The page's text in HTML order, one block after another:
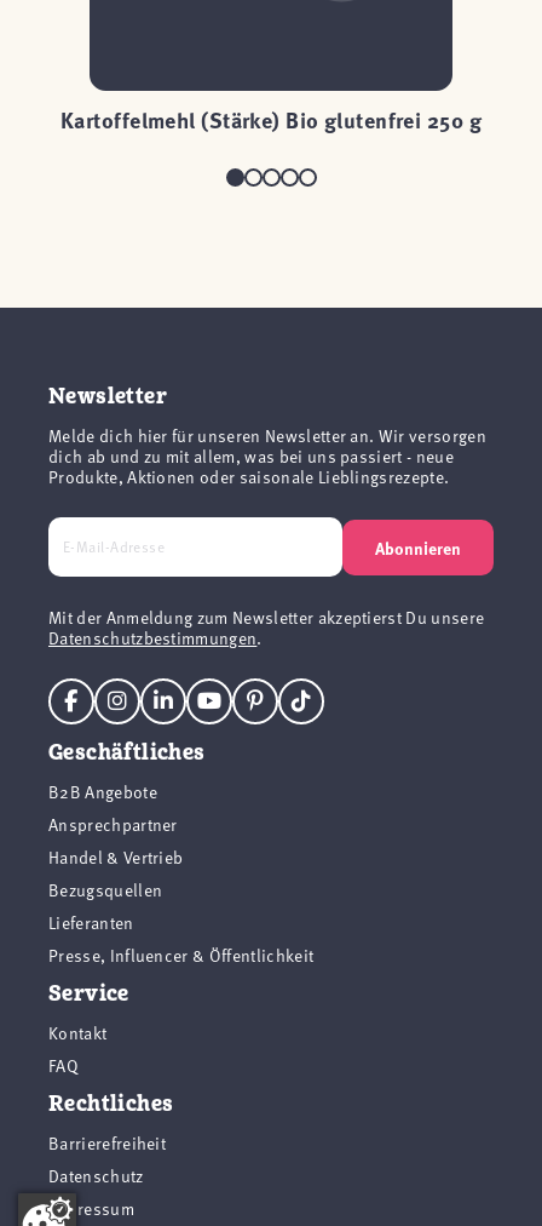
Kartoffelmehl (Stärke) Bio glutenfrei 250 g
Newsletter
Melde dich hier für unseren Newsletter an. Wir versorgen
dich ab und zu mit allem, was bei uns passiert - neue
Produkte, Aktionen oder saisonale Lieblingsrezepte.
Abonnieren
Mit der Anmeldung zum Newsletter akzeptierst Du unsere
Datenschutzbestimmungen.
Geschäftliches
B2B Angebote
Ansprechpartner
Handel & Vertrieb
Bezugsquellen
Lieferanten
Presse, Influencer & Öffentlichkeit
Service
Kontakt
FAQ
Rechtliches
Barrierefreiheit
Datenschutz
Impressum